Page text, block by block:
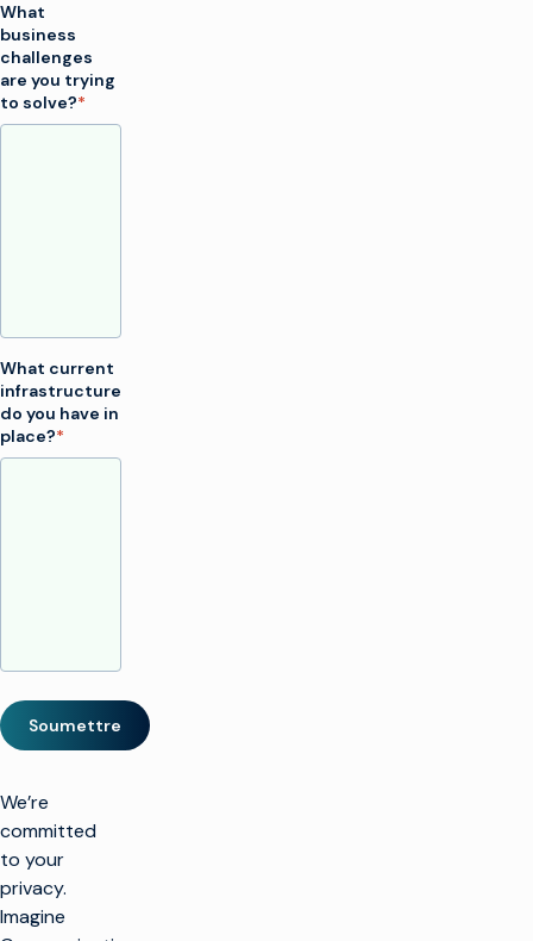
What
business
challenges
are you trying
to solve?*
What current
infrastructure
do you have in
place?*
Soumettre
We’re
committed
to your
privacy.
Imagine